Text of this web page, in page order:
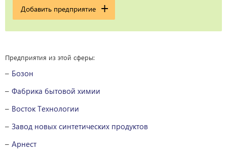
Добавить предприятие
Предприятия из этой сферы:
Бозон
Фабрика бытовой химии
Восток Технологии
Завод новых синтетических продуктов
Арнест